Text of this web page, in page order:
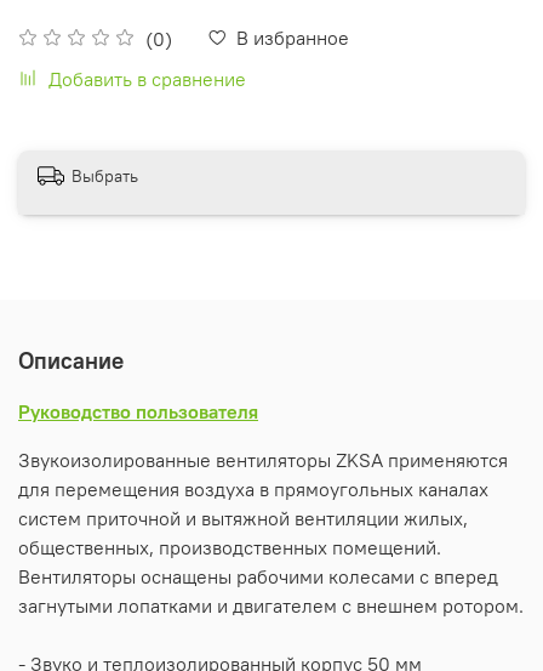
(0)
В избранное
Добавить в сравнение
Выбрать
Описание
Руководство пользователя
Звукоизолированные вентиляторы ZKSA применяются
для перемещения воздуха в прямоугольных каналах
систем приточной и вытяжной вентиляции жилых,
общественных, производственных помещений.
Вентиляторы оснащены рабочими колесами с вперед
загнутыми лопатками и двигателем с внешнем ротором.
- Звуко и теплоизолированный корпус 50 мм